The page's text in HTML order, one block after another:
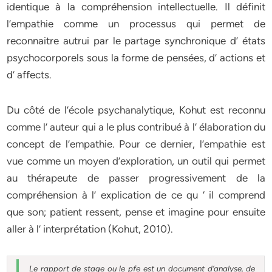
identique à la compréhension intellectuelle. Il définit
l’empathie comme un processus qui permet de
reconnaitre autrui par le partage synchronique d’ états
psychocorporels sous la forme de pensées, d’ actions et
d’ affects.
Du côté de l’école psychanalytique, Kohut est reconnu
comme l’ auteur qui a le plus contribué à l’ élaboration du
concept de l’empathie. Pour ce dernier, l’empathie est
vue comme un moyen d’exploration, un outil qui permet
au thérapeute de passer progressivement de la
compréhension à l’ explication de ce qu ‘ il comprend
que son; patient ressent, pense et imagine pour ensuite
aller à l’ interprétation (Kohut, 2010).
Le rapport de stage ou le pfe est un document d’analyse, de